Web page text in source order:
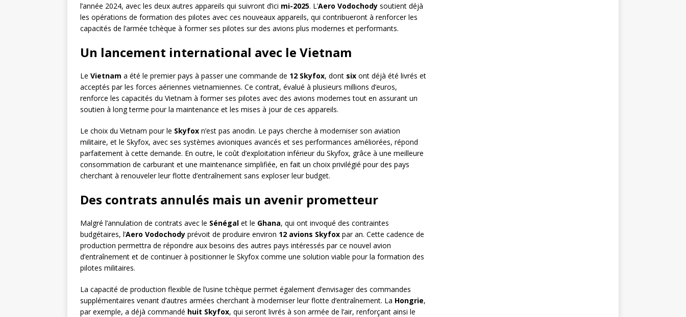
l’année 2024, avec les deux autres appareils qui suivront d’ici mi-2025. L’Aero Vodochody soutient déjà
les opérations de formation des pilotes avec ces nouveaux appareils, qui contribueront à renforcer les
capacités de l’armée tchèque à former ses pilotes sur des avions plus modernes et performants.
Un lancement international avec le Vietnam
Le Vietnam a été le premier pays à passer une commande de 12 Skyfox, dont six ont déjà été livrés et
acceptés par les forces aériennes vietnamiennes. Ce contrat, évalué à plusieurs millions d’euros,
renforce les capacités du Vietnam à former ses pilotes avec des avions modernes tout en assurant un
soutien à long terme pour la maintenance et les mises à jour de ces appareils.
Le choix du Vietnam pour le Skyfox n’est pas anodin. Le pays cherche à moderniser son aviation
militaire, et le Skyfox, avec ses systèmes avioniques avancés et ses performances améliorées, répond
parfaitement à cette demande. En outre, le coût d’exploitation inférieur du Skyfox, grâce à une meilleure
consommation de carburant et une maintenance simplifiée, en fait un choix privilégié pour des pays
cherchant à renouveler leur flotte d’entraînement sans exploser leur budget.
Des contrats annulés mais un avenir prometteur
Malgré l’annulation de contrats avec le Sénégal et le Ghana, qui ont invoqué des contraintes
budgétaires, l’Aero Vodochody prévoit de produire environ 12 avions Skyfox par an. Cette cadence de
production permettra de répondre aux besoins des autres pays intéressés par ce nouvel avion
d’entraînement et de continuer à positionner le Skyfox comme une solution viable pour la formation des
pilotes militaires.
La capacité de production flexible de l’usine tchèque permet également d’envisager des commandes
supplémentaires venant d’autres armées cherchant à moderniser leur flotte d’entraînement. La Hongrie,
par exemple, a déjà commandé huit Skyfox, qui seront livrés à son armée de l’air, renforçant ainsi le